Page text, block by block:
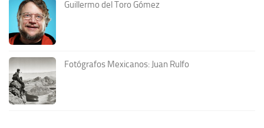
Guillermo del Toro Gómez
Fotógrafos Mexicanos: Juan Rulfo